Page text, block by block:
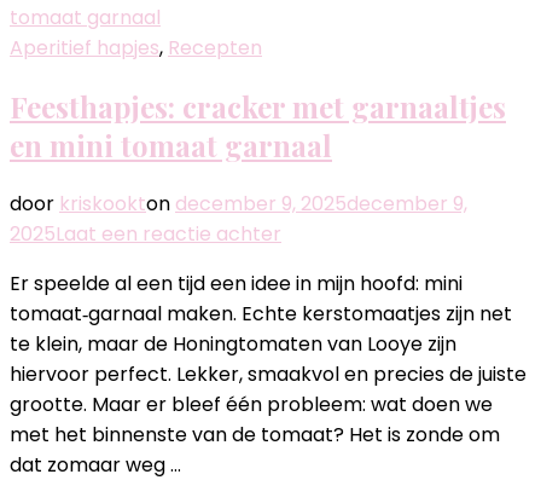
Aperitief hapjes, Recepten
Feesthapjes: cracker met garnaaltjes
en mini tomaat garnaal
door kriskookton december 9, 2025december 9,
2025Laat een reactie achter
cracker
met
garnaaltjes
en
mini
tomaat
Er speelde al een tijd een idee in mijn hoofd: mini
tomaat‑garnaal maken. Echte kerstomaatjes zijn net
te klein, maar de Honingtomaten van Looye zijn
hiervoor perfect. Lekker, smaakvol en precies de juiste
grootte. Maar er bleef één probleem: wat doen we
met het binnenste van de tomaat? Het is zonde om
dat zomaar weg …